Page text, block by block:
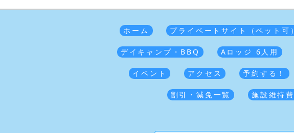
ホーム プライベートサイト（ペット可）
デイキャンプ・BBQ Aロッジ 6人用
イベント アクセス 予約する！
割引・減免一覧 施設維持